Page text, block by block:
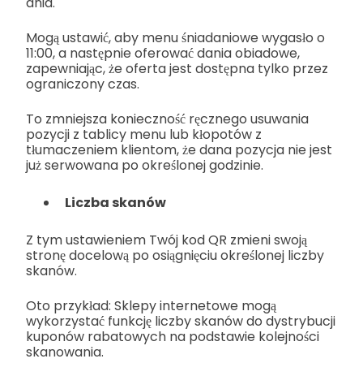
Mogą ustawić, aby menu śniadaniowe wygasło o
11:00, a następnie oferować dania obiadowe,
zapewniając, że oferta jest dostępna tylko przez
ograniczony czas.
To zmniejsza konieczność ręcznego usuwania
pozycji z tablicy menu lub kłopotów z
tłumaczeniem klientom, że dana pozycja nie jest
już serwowana po określonej godzinie.
Liczba skanów
Z tym ustawieniem Twój kod QR zmieni swoją
stronę docelową po osiągnięciu określonej liczby
skanów.
Oto przykład: Sklepy internetowe mogą
wykorzystać funkcję liczby skanów do dystrybucji
kuponów rabatowych na podstawie kolejności
skanowania.